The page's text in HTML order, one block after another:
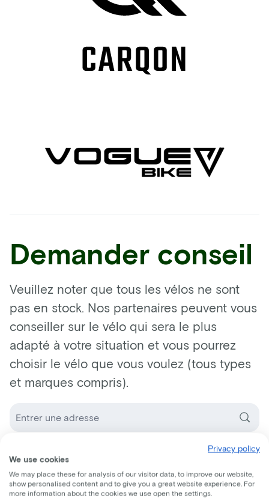
Demander conseil
Veuillez noter que tous les vélos ne sont
pas en stock. Nos partenaires peuvent vous
conseiller sur le vélo qui sera le plus
adapté à votre situation et vous pourrez
choisir le vélo que vous voulez (tous types
et marques compris).
Privacy policy
We use cookies
We may place these for analysis of our visitor data, to improve our website,
show personalised content and to give you a great website experience. For
more information about the cookies we use open the settings.